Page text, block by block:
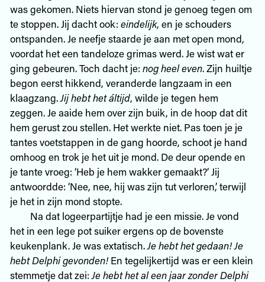
was gekomen. Niets hiervan stond je genoeg tegen om
te stoppen. Jij dacht ook: eindelijk, en je schouders
ontspanden. Je neefje staarde je aan met open mond,
voordat het een tandeloze grimas werd. Je wist wat er
ging gebeuren. Toch dacht je: nog heel even. Zijn huiltje
begon eerst hikkend, veranderde langzaam in een
klaagzang.Jij hebt het áltijd, wilde je tegen hem
zeggen. Je aaide hem over zijn buik, in de hoop dat dit
hem gerust zou stellen. Het werkte niet. Pas toen je je
tantes voetstappen in de gang hoorde, schoot je hand
omhoog en trok je het uit je mond. De deur opende en
je tante vroeg: ‘Heb je hem wakker gemaakt?’ Jij
antwoordde: ‘Nee, nee, hij was zijn tut verloren,’ terwijl
je het in zijn mond stopte.
Na dat logeerpartijtje had je een missie. Je vond
het in een lege pot suiker ergens op de bovenste
keukenplank. Je was extatisch.Je hebt het gedaan! Je
hebt Delphi gevonden!En tegelijkertijd was er een klein
stemmetje dat zei:Je hebt het al een jaar zonder Delphi